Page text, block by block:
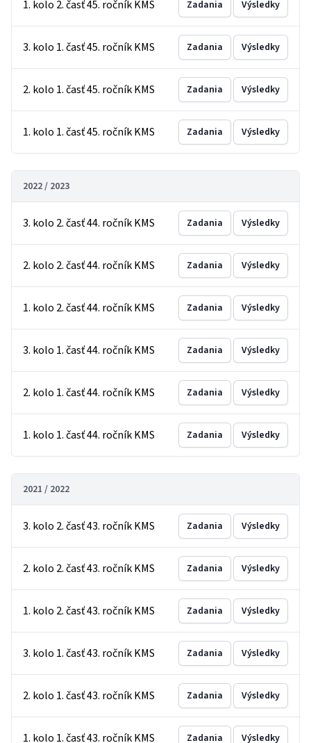
1. kolo 2. časť 45. ročník KMS Zadania Výsledky
3. kolo 1. časť 45. ročník KMS Zadania Výsledky
2. kolo 1. časť 45. ročník KMS Zadania Výsledky
1. kolo 1. časť 45. ročník KMS Zadania Výsledky
2022 / 2023
3. kolo 2. časť 44. ročník KMS Zadania Výsledky
2. kolo 2. časť 44. ročník KMS Zadania Výsledky
1. kolo 2. časť 44. ročník KMS Zadania Výsledky
3. kolo 1. časť 44. ročník KMS Zadania Výsledky
2. kolo 1. časť 44. ročník KMS Zadania Výsledky
1. kolo 1. časť 44. ročník KMS Zadania Výsledky
2021 / 2022
3. kolo 2. časť 43. ročník KMS Zadania Výsledky
2. kolo 2. časť 43. ročník KMS Zadania Výsledky
1. kolo 2. časť 43. ročník KMS Zadania Výsledky
3. kolo 1. časť 43. ročník KMS Zadania Výsledky
2. kolo 1. časť 43. ročník KMS Zadania Výsledky
1. kolo 1. časť 43. ročník KMS Zadania Výsledky